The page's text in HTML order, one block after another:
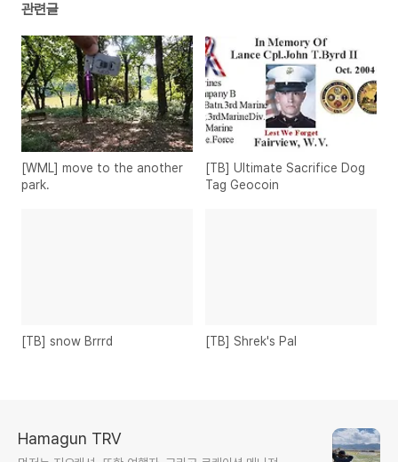
관련글
[WML] move to the another
park.
[TB] Ultimate Sacrifice Dog
Tag Geocoin
[TB] snow Brrrd [TB] Shrek's Pal
Hamagun TRV